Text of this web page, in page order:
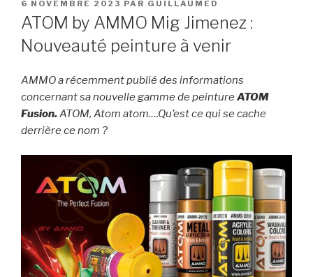
PUBLIÉ
LE
6 NOVEMBRE 2023 PAR GUILLAUMED
ATOM by AMMO Mig Jimenez :
Nouveauté peinture à venir
AMMO a récemment publié des informations
concernant sa nouvelle gamme de peinture ATOM
Fusion. ATOM, Atom atom….Qu’est ce qui se cache
derrière ce nom ?